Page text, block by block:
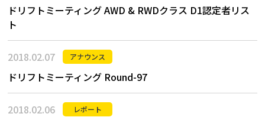
ドリフトミーティング AWD & RWDクラス D1認定者リス
ト
2018.02.07 アナウンス
ドリフトミーティング Round-97
2018.02.06 レポート